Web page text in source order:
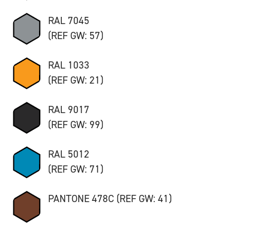
RAL 7045
(REF GW: 57)
RAL 1033
(REF GW: 21)
RAL 9017
(REF GW: 99)
RAL 5012
(REF GW: 71)
PANTONE 478C (REF GW: 41)